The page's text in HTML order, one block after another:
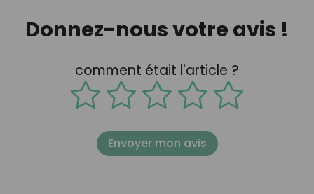
Donnez-nous votre avis !
comment était l'article ?
Envoyer mon avis